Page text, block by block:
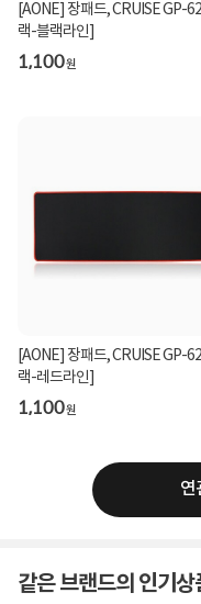
[AONE] 장패드, CRUISE GP-622 [
랙-블랙라인]
1,100원
[AONE] 장패드, CRUISE GP-622 [
랙-레드라인]
1,100원
연
같은 브랜드의 인기